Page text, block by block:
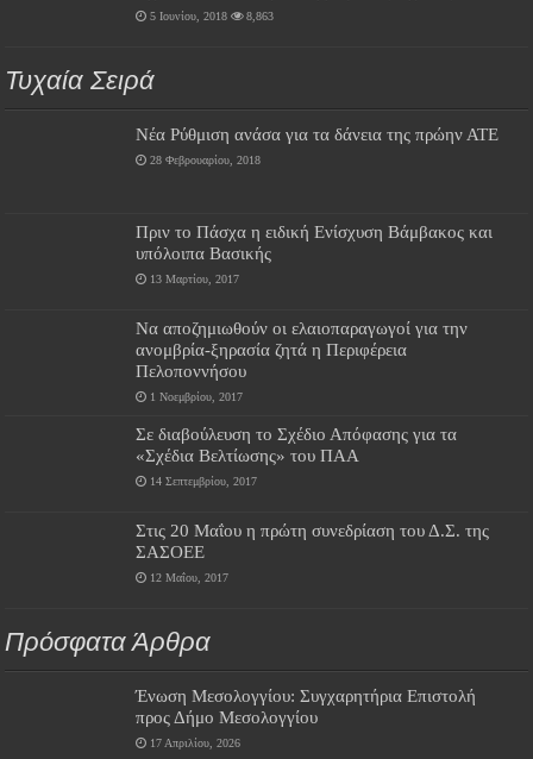
5 Ιουνίου, 2018 8,863
Τυχαία Σειρά
Νέα Ρύθμιση ανάσα για τα δάνεια της πρώην ΑΤΕ
28 Φεβρουαρίου, 2018
Πριν το Πάσχα η ειδική Ενίσχυση Βάμβακος και
υπόλοιπα Βασικής
13 Μαρτίου, 2017
Να αποζημιωθούν οι ελαιοπαραγωγοί για την
ανομβρία-ξηρασία ζητά η Περιφέρεια
Πελοποννήσου
1 Νοεμβρίου, 2017
Σε διαβούλευση το Σχέδιο Απόφασης για τα
«Σχέδια Βελτίωσης» του ΠΑΑ
14 Σεπτεμβρίου, 2017
Στις 20 Μαΐου η πρώτη συνεδρίαση του Δ.Σ. της
ΣΑΣΟΕΕ
12 Μαΐου, 2017
Πρόσφατα Άρθρα
Ένωση Μεσολογγίου: Συγχαρητήρια Επιστολή
προς Δήμο Μεσολογγίου
17 Απριλίου, 2026